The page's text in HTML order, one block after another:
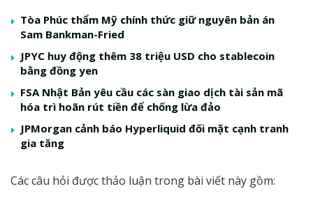
Tòa Phúc thẩm Mỹ chính thức giữ nguyên bản án
Sam Bankman-Fried
JPYC huy động thêm 38 triệu USD cho stablecoin
bằng đồng yen
FSA Nhật Bản yêu cầu các sàn giao dịch tài sản mã
hóa trì hoãn rút tiền để chống lừa đảo
JPMorgan cảnh báo Hyperliquid đối mặt cạnh tranh
gia tăng
Các câu hỏi được thảo luận trong bài viết này gồm: